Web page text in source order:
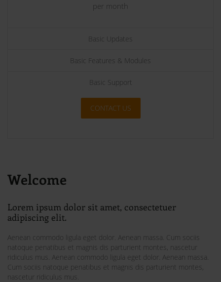
per month
Basic Updates
Basic Features & Modules
Basic Support
CONTACT US
Welcome
Lorem ipsum dolor sit amet, consectetuer
adipiscing elit.
Aenean commodo ligula eget dolor. Aenean massa. Cum sociis
natoque penatibus et magnis dis parturient montes, nascetur
ridiculus mus. Aenean commodo ligula eget dolor. Aenean massa.
Cum sociis natoque penatibus et magnis dis parturient montes,
nascetur ridiculus mus.